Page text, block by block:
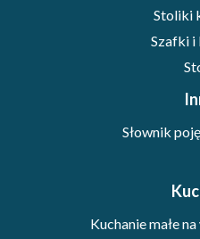
Stoliki
Szafki i
Słownik
Kuchanie małe